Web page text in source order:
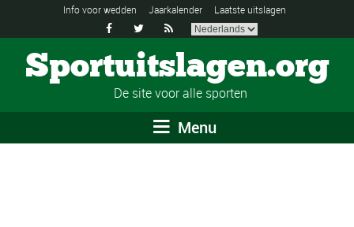
Info voor wedden Jaarkalender Laatste uitslagen
  
Sportuitslagen.org
De site voor alle sporten
Menu